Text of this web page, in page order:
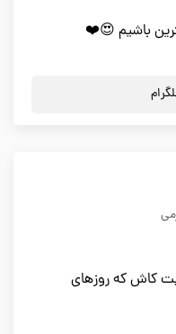
باشیم 😍❤️
کاش که روزهای